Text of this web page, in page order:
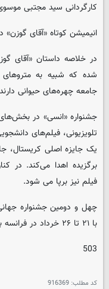
کارگردانی سید مجتبی
انیمیشن کوتاه «آقای
در خلاصه داستان «آقای
شده که شبیه به
جامعه چهره‌های حیوانی
جشنواره «انسی» در
تلویزیونی، فیلم‌های
یک جایزه اصلی کریستال،
برگزیده اهدا می‌کند. در
فیلم نیز برپا می شود.
با ۲۱ تا ۲۶ خرداد در فرانسه برگزار خواهد شد.
503
کد مطلب: 916369